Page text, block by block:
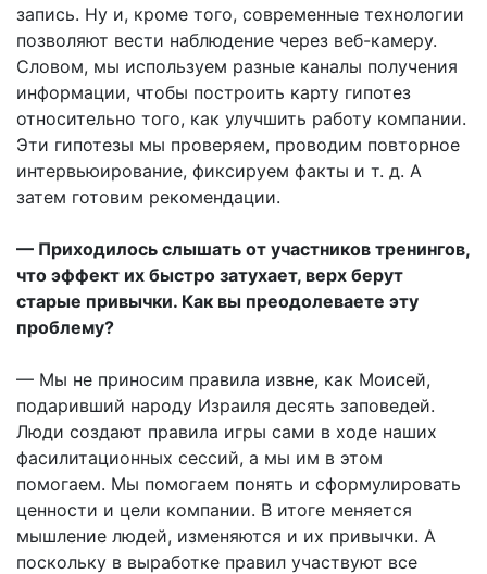
запись. Ну и, кроме того, современные технологии
позволяют вести наблюдение через веб-камеру.
Словом, мы используем разные каналы получения
информации, чтобы построить карту гипотез
относительно того, как улучшить работу компании.
Эти гипотезы мы проверяем, проводим повторное
интервьюирование, фиксируем факты и т. д. А
затем готовим рекомендации.
— Приходилось слышать от участников тренингов,
что эффект их быстро затухает, верх берут
старые привычки. Как вы преодолеваете эту
проблему?
— Мы не приносим правила извне, как Моисей,
подаривший народу Израиля десять заповедей.
Люди создают правила игры сами в ходе наших
фасилитационных сессий, а мы им в этом
помогаем. Мы помогаем понять и сформулировать
ценности и цели компании. В итоге меняется
мышление людей, изменяются и их привычки. А
поскольку в выработке правил участвуют все